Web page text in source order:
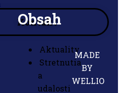
Kontakt
Obsah
Aktuality
Stretnutia
a
udalosti
MADE
BY
WELLIO